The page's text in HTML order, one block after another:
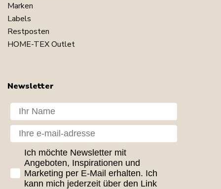
Marken
Labels
Restposten
HOME-TEX Outlet
Newsletter
Dit navn
Din e-mail
GDPR consent
Ich möchte Newsletter mit
Angeboten, Inspirationen und
Marketing per E-Mail erhalten. Ich
kann mich jederzeit über den Link